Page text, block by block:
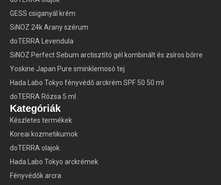
GESS csiganyál krém
SiNOZ 24k Arany szérum
doTERRA Levendula
SiNOZ Perfect Sebum arctisztító gél kombinált és zsíros bőrre
Yoskine Japan Pure sminklemosó tej
Hada Labo Tokyo fényvédő arckrém SPF 50 50 ml
doTERRA Rózsa 5 ml
Kategóriák
Készletes termékek
Koreai kozmetikumok
doTERRA olajok
Hada Labo Tokyo arckrémek
Fényvédők arcra